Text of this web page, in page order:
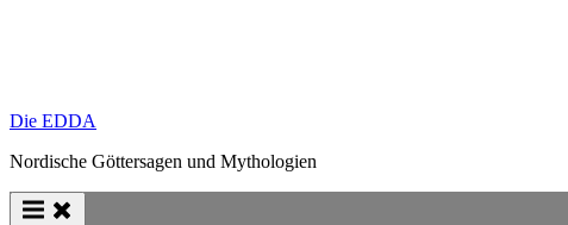
Die EDDA
Nordische Göttersagen und Mythologien